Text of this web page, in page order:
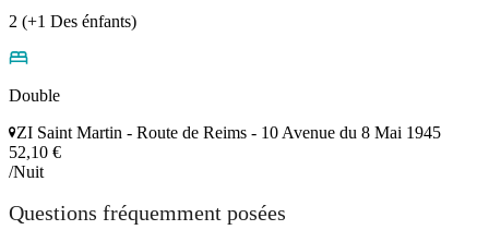
2 (+1 Des énfants)
Double
ZI Saint Martin - Route de Reims - 10 Avenue du 8 Mai 1945
52,10 €
/Nuit
Questions fréquemment posées